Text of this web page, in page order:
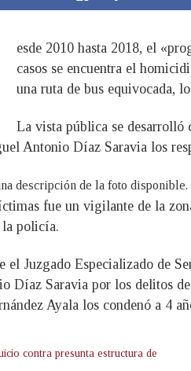
esde 2010 hasta 2018, el
casos se encuentra el
una ruta de bus equivocada,
La vista pública se desarrolló
Antonio Díaz Saravia los
fue un vigilante de la
policía.
el Juzgado Especializado de
Díaz Saravia por los delitos
Ayala los condenó a 4
contra presunta estructura de